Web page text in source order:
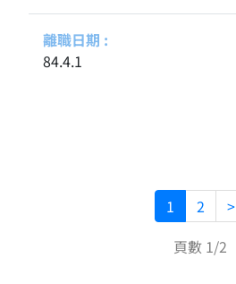
84.4.1
1 2
>
頁數 1/2